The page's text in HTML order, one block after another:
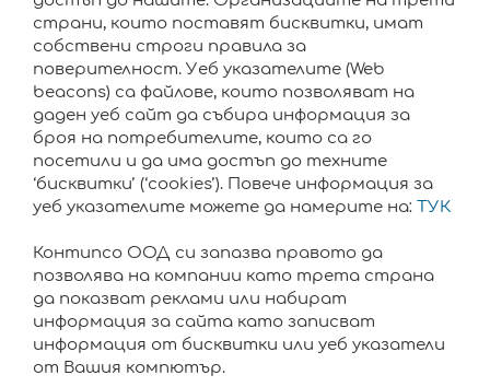
страни, които поставят бисквитки, имат
собствени строги правила за
поверителност. Уеб указателите (Web
beacons) са файлове, които позволяват на
даден уеб сайт да събира информация за
броя на потребителите, които са го
посетили и да има достъп до техните
‘бисквитки’ (‘cookies’). Повече информация за
уеб указателите можете да намерите на: ТУК
Контипсо ООД си запазва правото да
позволява на компании като трета страна
да показват реклами или набират
информация за сайта като записват
информация от бисквитки или уеб указатели
от Вашия компютър.